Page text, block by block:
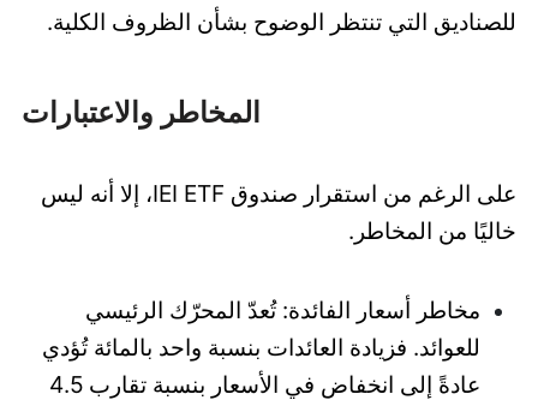
للصناديق التي تنتظر الوضوح بشأن الظروف الكلية.
المخاطر والاعتبارات
على الرغم من استقرار صندوق IEI ETF، إلا أنه ليس
خاليًا من المخاطر.
مخاطر أسعار الفائدة: تُعدّ المحرّك الرئيسي
للعوائد. فزيادة العائدات بنسبة واحد بالمائة تُؤدي
عادةً إلى انخفاض في الأسعار بنسبة تقارب 4.5